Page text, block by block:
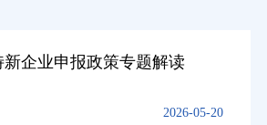
新企业申报政策专题解读
2026-05-20